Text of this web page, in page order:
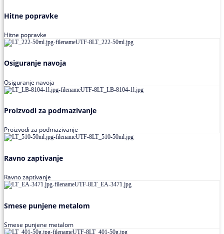
Hitne popravke
Hitne popravke
Osiguranje navoja
Osiguranje navoja
Proizvodi za podmazivanje
Proizvodi za podmazivanje
Ravno zaptivanje
Ravno zaptivanje
Smese punjene metalom
Smese punjene metalom